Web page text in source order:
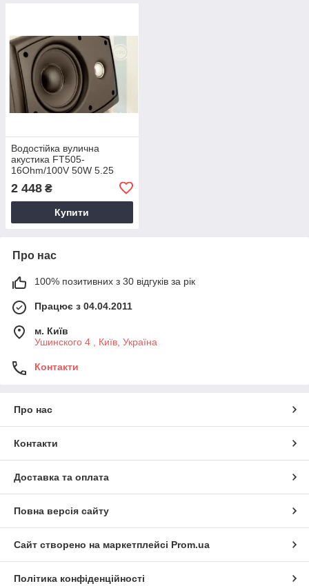
Водостійка вулична
акустика FT505-
16Ohm/100V 50W 5.25
2 448 ₴
Купити
Про нас
100% позитивних з 30 відгуків за рік
Працює з 04.04.2011
м. Київ
Ушинского 4 , Київ, Україна
Контакти
Про нас
Контакти
Доставка та оплата
Повна версія сайту
Сайт створено на маркетплейсі Prom.ua
Політика конфіденційності